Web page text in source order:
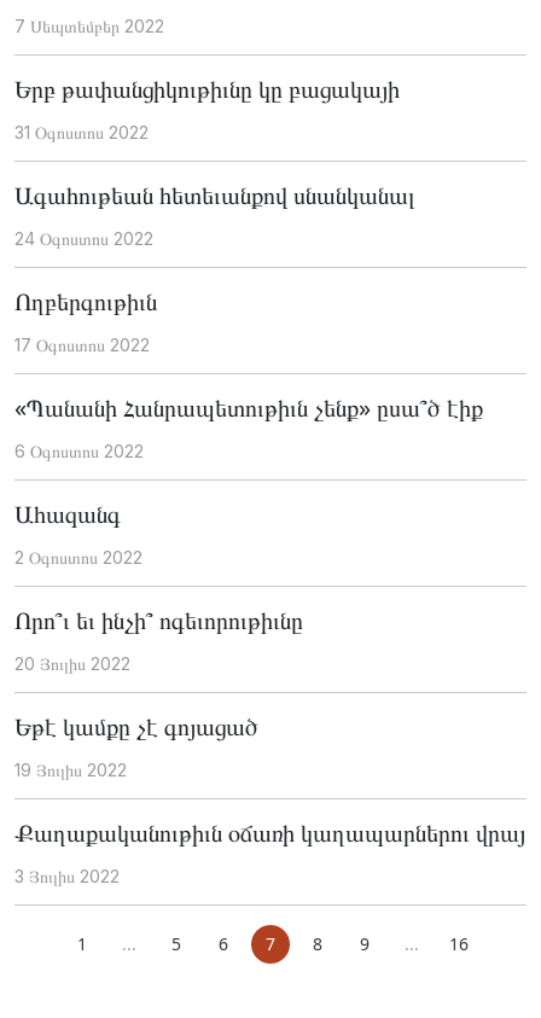
7 Սեպտեմբեր 2022
Երբ թափանցիկութիւնը կը բացակայի
31 Օգոստոս 2022
Ագահութեան հետեւանքով սնանկանալ
24 Օգոստոս 2022
Ողբերգութիւն
17 Օգոստոս 2022
«Պանանի Հանրապետութիւն չենք» ըսա՞ծ էիք
6 Օգոստոս 2022
Ահազանգ
2 Օգոստոս 2022
Որո՞ւ եւ ինչի՞ ոգեւորութիւնը
20 Յուլիս 2022
Եթէ կամքը չէ գոյացած
19 Յուլիս 2022
Քաղաքականութիւն օճառի կաղապարներու վրայ
3 Յուլիս 2022
1 ... 5 6 7 8 9 ... 16